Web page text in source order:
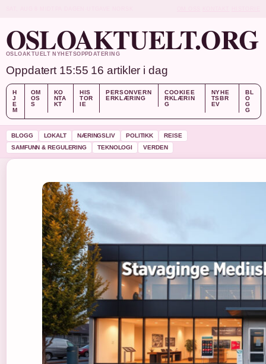
OSLOAKTUELT.ORG
OSLOAKTUELT NYHETSOPPDATERING
Oppdatert 15:55 16 artikler i dag
H
J
E
M
OM
OS
S
KO
NTA
KT
HIS
TOR
IE
PERSONVERN
ERKLÆRING
COOKIEE
RKLÆRIN
G
NYHE
TSBR
EV
BL
O
G
G
BLOGG LOKALT NÆRINGSLIV POLITIKK
REISE
SAMFUNN & REGULERING
TEKNOLOGI VERDEN